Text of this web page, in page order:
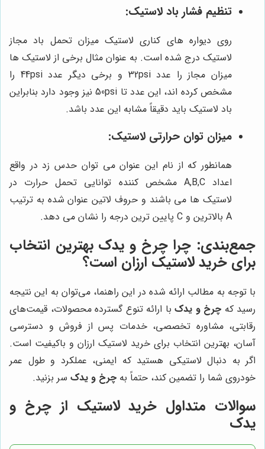
تنظیم فشار باد لاستیک:
روی دیواره های کناری لاستیک میزان تحمل باد مجاز
لاستیک درج شده است. به عنوان مثال برخی از لاستیک ها
میزان مجاز را عدد 32psi و برخی دیگر عدد 44psi را
مشخص کرده اند، این عدد تا 50psi نیز وجود دارد بنابراین
باد لاستیک باید دقیقاً مشابه این عدد باشد.
میزان توان حرارتی لاستیک:
همانطور که از نام این عنوان می توان حدس زد در واقع
اعداد A,B,C مشخص کننده توانایی تحمل حرارت در
لاستیک ها می باشند و حروف لاتین عنوان شده به ترتیب
A بالاترین و C پایین ترین درجه را نشان می دهد.
جمع‌بندی: چراچرخ و یدک بهترین انتخاب
برای خرید لاستیک ارزان است؟
با توجه به مطالب ارائه شده در این راهنما، می‌توان به این نتیجه
رسید که چرخ و یدک با ارائه تنوع گسترده محصولات، قیمت‌های
رقابتی، مشاوره تخصصی، خدمات پس از فروش و دسترسی
آسان، بهترین انتخاب برای خرید لاستیک ارزان و باکیفیت است.
اگر به دنبال لاستیکی هستید که ایمنی، عملکرد و طول عمر
خودروی شما را تضمین کند، حتماً به چرخ و یدک سر بزنید.
سوالات متداول خرید لاستیک از چرخ و
یدک